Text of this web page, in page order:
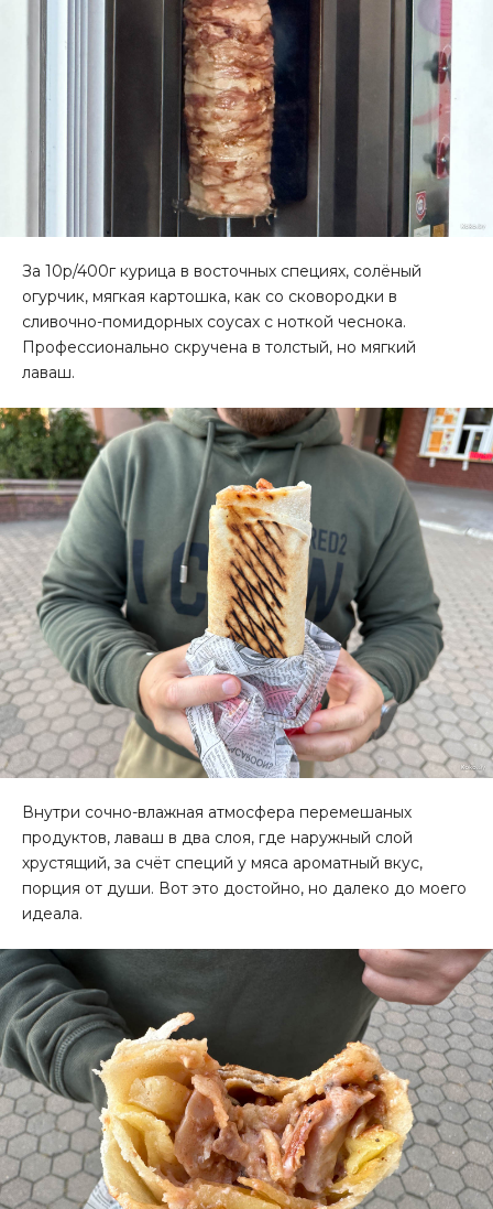
За 10р/400г курица в восточных специях, солёный
огурчик, мягкая картошка, как со сковородки в
сливочно-помидорных соусах с ноткой чеснока.
Профессионально скручена в толстый, но мягкий
лаваш.
Внутри сочно-влажная атмосфера перемешаных
продуктов, лаваш в два слоя, где наружный слой
хрустящий, за счёт специй у мяса ароматный вкус,
порция от души. Вот это достойно, но далеко до моего
идеала.